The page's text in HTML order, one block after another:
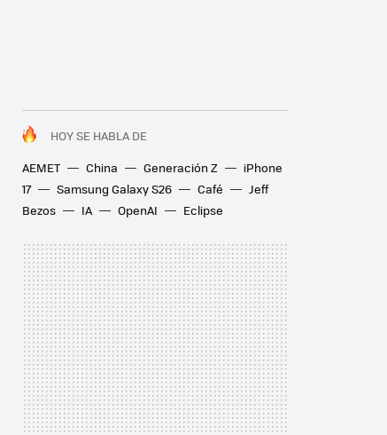
HOY SE HABLA DE
AEMET
China Generación Z
iPhone
17
Samsung Galaxy S26 Café
Jeff
Bezos
IA OpenAI Eclipse